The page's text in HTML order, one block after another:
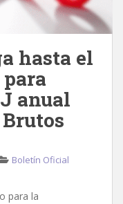
hasta el
anual
Boletín Oficial
para la